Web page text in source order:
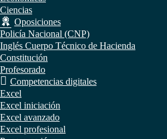
Ciencias
Oposiciones
Policía Nacional (CNP)
Inglés Cuerpo Técnico de Hacienda
Constitución
Profesorado
Competencias digitales
Excel
Excel iniciación
Excel avanzado
Excel profesional